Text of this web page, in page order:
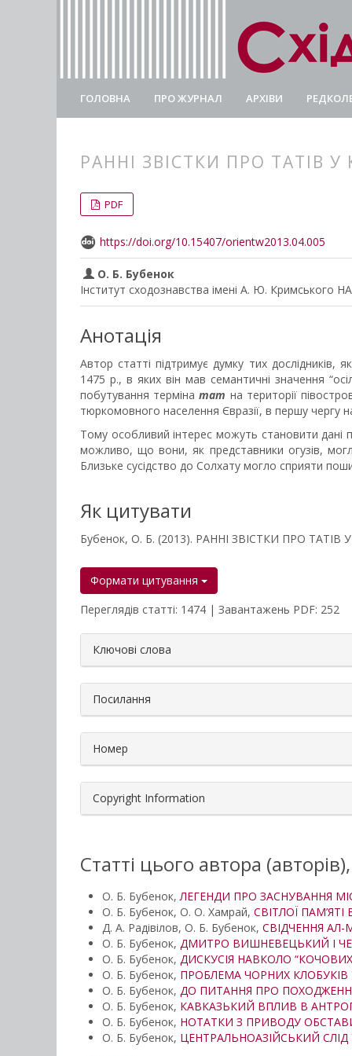
ГОЛОВНА ПРО ЖУРНАЛ АРХІВИ
РАННІ ЗВІСТКИ ПРО ТАТІВ
PDF
https://doi.org/10.15407/orientw2013.04.005
О. Б. Бубенок
Інститут сходознавства імені А. Ю. Кримського
Анотація
Автор статті підтримує думку тих дослідників,
1475 р., в яких він мав семантичні значення
побутування термінатат на території
тюркомовного населення Євразії, в першу чергу
Тому особливий інтерес можуть становити дані
можливо, що вони, як представники огузів,
Близьке сусідство до Солхату могло сприяти
Як цитувати
Бубенок, О. Б. (2013). РАННІ ЗВІСТКИ ПРО ТАТІВ
Формати цитування
Переглядів статті: 1474 | Завантажень PDF: 252
Ключові слова
Посилання
Номер
Copyright Information
Статті цього автора
О. Б. Бубенок,ЛЕГЕНДИ ПРО ЗАСНУВАННЯ
О. Б. Бубенок, О. О. Хамрай, СВІТЛОЇ
Д. А. Радівілов, О. Б. Бубенок, СВІДЧЕННЯ АЛ-
О. Б. Бубенок, ДМИТРО ВИШНЕВЕЦЬКИЙ І
О. Б. Бубенок, ДИСКУСІЯ НАВКОЛО
О. Б. Бубенок, ПРОБЛЕМА ЧОРНИХ КЛОБУКІВ
О. Б. Бубенок, ДО ПИТАННЯ ПРО
О. Б. Бубенок, КАВКАЗЬКИЙ ВПЛИВ В
О. Б. Бубенок, НОТАТКИ З ПРИВОДУ
О. Б. Бубенок, ЦЕНТРАЛЬНОАЗІЙСЬКИЙ